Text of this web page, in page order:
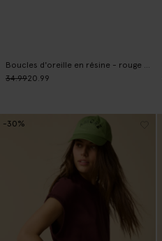
Boucles d'oreille en résine - rouge foncé
34.9920.99
-30%